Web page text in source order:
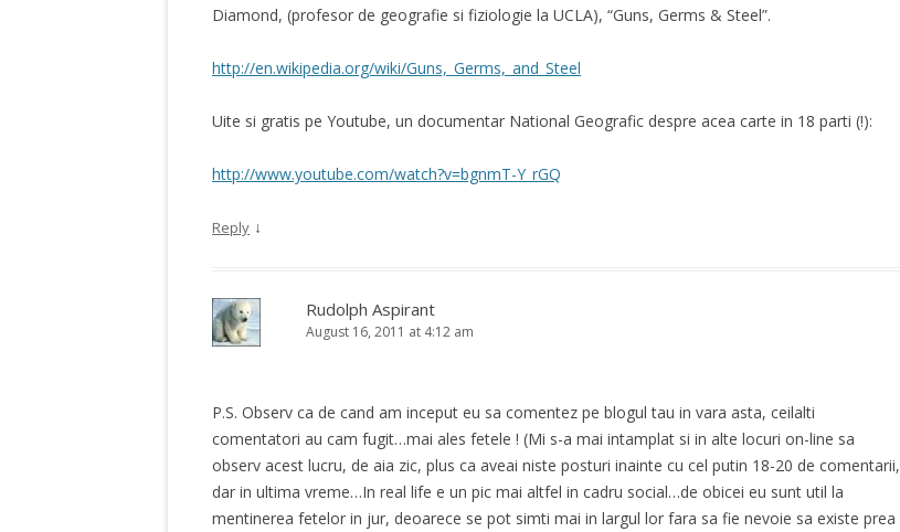
Diamond, (profesor de geografie si fiziologie la UCLA), “Guns, Germs & Steel”.
http://en.wikipedia.org/wiki/Guns,_Germs,_and_Steel
Uite si gratis pe Youtube, un documentar National Geografic despre acea carte in 18 parti (!):
http://www.youtube.com/watch?v=bgnmT-Y_rGQ
Reply ↓
Rudolph Aspirant
August 16, 2011 at 4:12 am
P.S. Observ ca de cand am inceput eu sa comentez pe blogul tau in vara asta, ceilalti
comentatori au cam fugit…mai ales fetele ! (Mi s-a mai intamplat si in alte locuri on-line sa
observ acest lucru, de aia zic, plus ca aveai niste posturi inainte cu cel putin 18-20 de comentarii,
dar in ultima vreme…In real life e un pic mai altfel in cadru social…de obicei eu sunt util la
mentinerea fetelor in jur, deoarece se pot simti mai in largul lor fara sa fie nevoie sa existe prea